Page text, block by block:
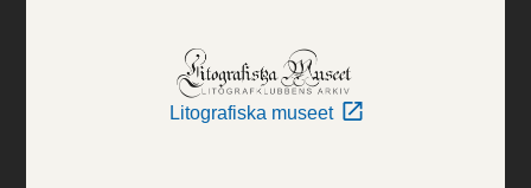
Litografiska museet